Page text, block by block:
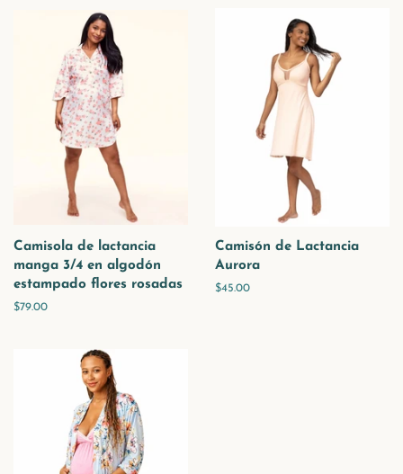
Camisola de lactancia
manga 3/4 en algodón
estampado flores rosadas
Precio
$79.00
Camisón de Lactancia
Aurora
Precio
$45.00